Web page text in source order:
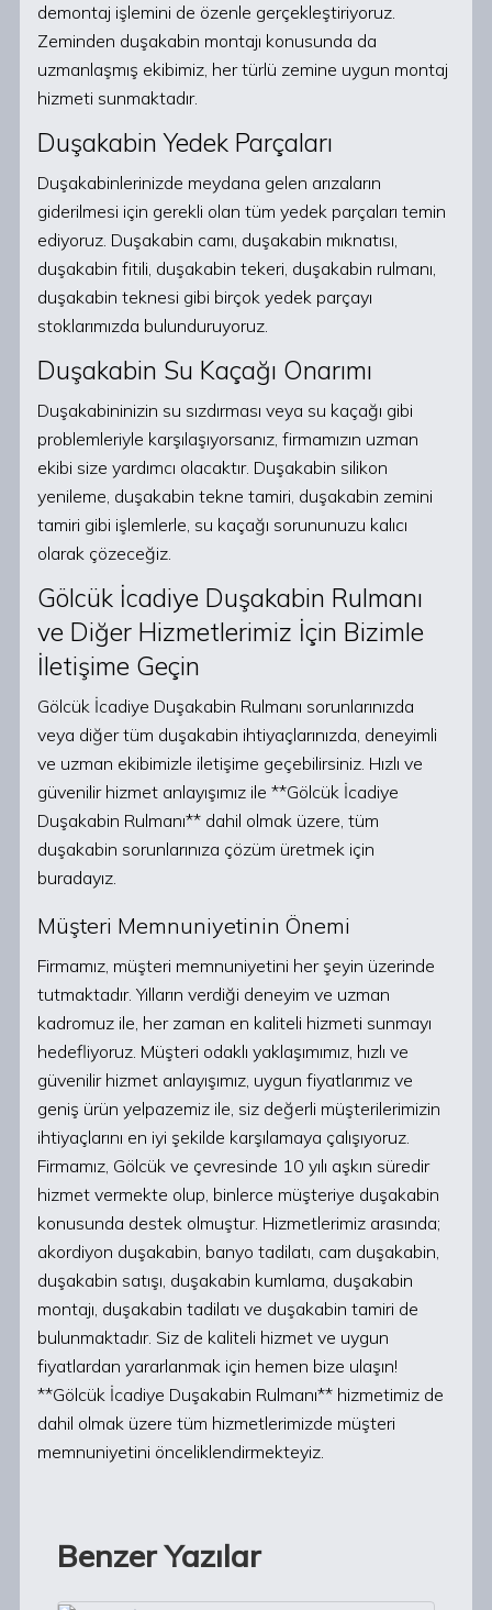
demontaj işlemini de özenle gerçekleştiriyoruz.
Zeminden duşakabin montajı konusunda da
uzmanlaşmış ekibimiz, her türlü zemine uygun montaj
hizmeti sunmaktadır.
Duşakabin Yedek Parçaları
Duşakabinlerinizde meydana gelen arızaların
giderilmesi için gerekli olan tüm yedek parçaları temin
ediyoruz. Duşakabin camı, duşakabin mıknatısı,
duşakabin fitili, duşakabin tekeri, duşakabin rulmanı,
duşakabin teknesi gibi birçok yedek parçayı
stoklarımızda bulunduruyoruz.
Duşakabin Su Kaçağı Onarımı
Duşakabininizin su sızdırması veya su kaçağı gibi
problemleriyle karşılaşıyorsanız, firmamızın uzman
ekibi size yardımcı olacaktır. Duşakabin silikon
yenileme, duşakabin tekne tamiri, duşakabin zemini
tamiri gibi işlemlerle, su kaçağı sorununuzu kalıcı
olarak çözeceğiz.
Gölcük İcadiye Duşakabin Rulmanı
ve Diğer Hizmetlerimiz İçin Bizimle
İletişime Geçin
Gölcük İcadiye Duşakabin Rulmanı sorunlarınızda
veya diğer tüm duşakabin ihtiyaçlarınızda, deneyimli
ve uzman ekibimizle iletişime geçebilirsiniz. Hızlı ve
güvenilir hizmet anlayışımız ile **Gölcük İcadiye
Duşakabin Rulmanı** dahil olmak üzere, tüm
duşakabin sorunlarınıza çözüm üretmek için
buradayız.
Müşteri Memnuniyetinin Önemi
Firmamız, müşteri memnuniyetini her şeyin üzerinde
tutmaktadır. Yılların verdiği deneyim ve uzman
kadromuz ile, her zaman en kaliteli hizmeti sunmayı
hedefliyoruz. Müşteri odaklı yaklaşımımız, hızlı ve
güvenilir hizmet anlayışımız, uygun fiyatlarımız ve
geniş ürün yelpazemiz ile, siz değerli müşterilerimizin
ihtiyaçlarını en iyi şekilde karşılamaya çalışıyoruz.
Firmamız, Gölcük ve çevresinde 10 yılı aşkın süredir
hizmet vermekte olup, binlerce müşteriye duşakabin
konusunda destek olmuştur. Hizmetlerimiz arasında;
akordiyon duşakabin, banyo tadilatı, cam duşakabin,
duşakabin satışı, duşakabin kumlama, duşakabin
montajı, duşakabin tadilatı ve duşakabin tamiri de
bulunmaktadır. Siz de kaliteli hizmet ve uygun
fiyatlardan yararlanmak için hemen bize ulaşın!
**Gölcük İcadiye Duşakabin Rulmanı** hizmetimiz de
dahil olmak üzere tüm hizmetlerimizde müşteri
memnuniyetini önceliklendirmekteyiz.
Benzer Yazılar